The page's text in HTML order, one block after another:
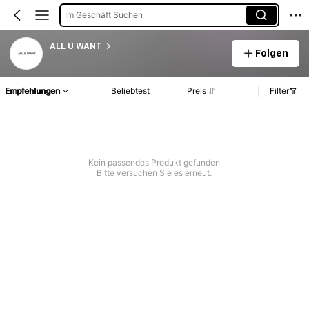
Im Geschäft Suchen
ALL U WANT
Folgen
Empfehlungen Beliebtest Preis Filter
Kein passendes Produkt gefunden
Bitte versuchen Sie es erneut.